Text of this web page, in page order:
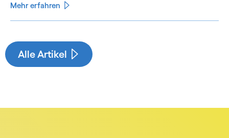
Mehr erfahren
See more
Alle Artikel